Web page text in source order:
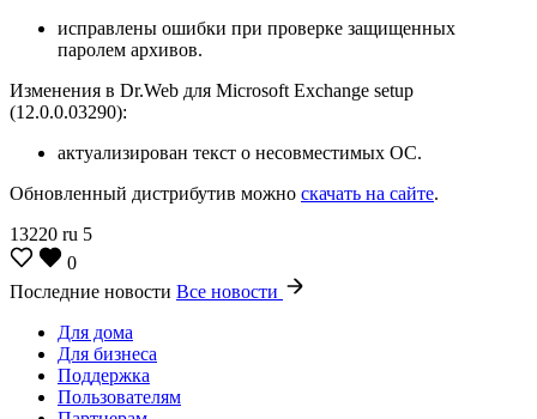
исправлены ошибки при проверке защищенных
паролем архивов.
Изменения в Dr.Web для Microsoft Exchange setup
(12.0.0.03290):
актуализирован текст о несовместимых ОС.
Обновленный дистрибутив можно скачать на сайте.
13220 ru 5
0
Последние новости Все новости
Для дома
Для бизнеса
Поддержка
Пользователям